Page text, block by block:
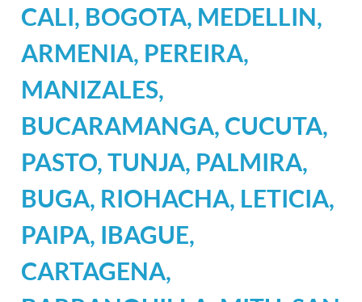
CALI, BOGOTA, MEDELLIN,
ARMENIA, PEREIRA,
MANIZALES,
BUCARAMANGA, CUCUTA,
PASTO, TUNJA, PALMIRA,
BUGA, RIOHACHA, LETICIA,
PAIPA, IBAGUE,
CARTAGENA,